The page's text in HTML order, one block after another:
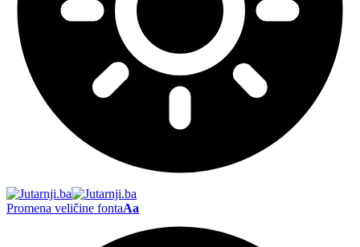
Promena veličine fontaAa